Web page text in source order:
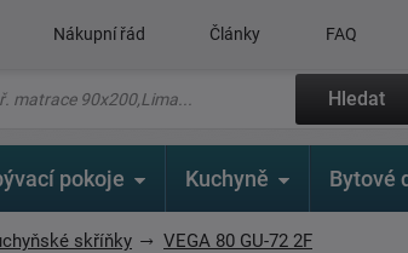
Nákupní řád Články FAQ
Hledat
pokoje Kuchyně Bytové
skříňky VEGA 80 GU-72 2F